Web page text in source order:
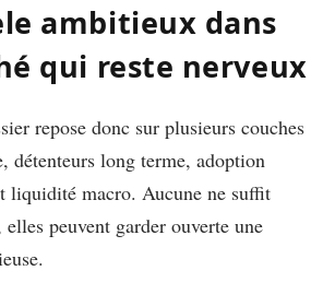
ambitieux dans
qui reste nerveux
repose donc sur plusieurs couches
détenteurs long terme, adoption
liquidité macro. Aucune ne suffit
elles peuvent garder ouverte une